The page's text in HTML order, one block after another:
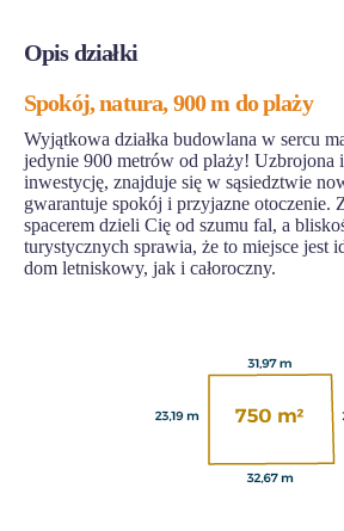
Opis działki
Spokój, natura, 900 m do plaży
Wyjątkowa działka budowlana w sercu
jedynie 900 metrów od plaży! Uzbrojona
inwestycję, znajduje się w sąsiedztwie
gwarantuje spokój i przyjazne otoczenie.
spacerem dzieli Cię od szumu fal, a
turystycznych sprawia, że to miejsce jest
dom letniskowy, jak i całoroczny.